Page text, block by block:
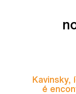
Kavinsky,
é